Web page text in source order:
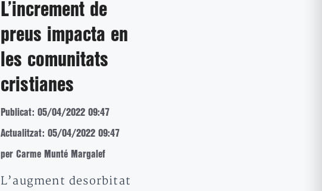
L’increment de
preus impacta en
les comunitats
cristianes
Publicat: 05/04/2022 09:47
Actualitzat: 05/04/2022 09:47
per Carme Munté Margalef
L’augment desorbitat